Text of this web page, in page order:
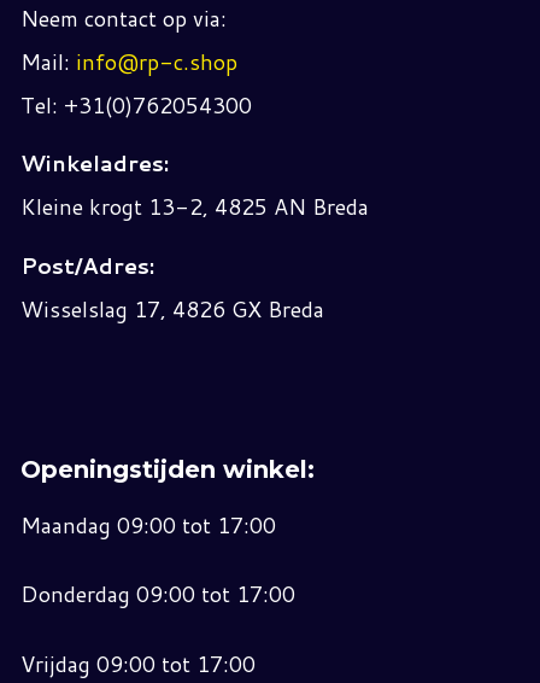
Neem contact op via:
Mail: info@rp-c.shop
Tel: +31(0)762054300
Winkeladres:
Kleine krogt 13-2, 4825 AN Breda
Post/Adres:
Wisselslag 17, 4826 GX Breda
Openingstijden winkel:
Maandag 09:00 tot 17:00
Donderdag 09:00 tot 17:00
Vrijdag 09:00 tot 17:00